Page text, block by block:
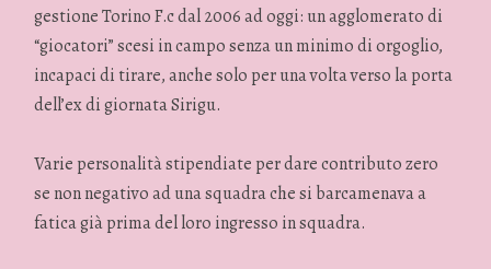
gestione Torino F.c dal 2006 ad oggi: un agglomerato di
“giocatori” scesi in campo senza un minimo di orgoglio,
incapaci di tirare, anche solo per una volta verso la porta
dell’ex di giornata Sirigu.
Varie personalità stipendiate per dare contributo zero
se non negativo ad una squadra che si barcamenava a
fatica già prima del loro ingresso in squadra.